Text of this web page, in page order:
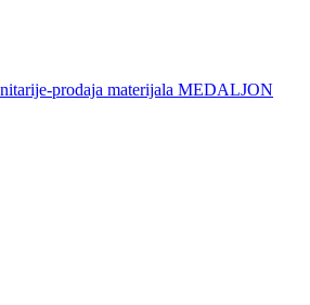
prodaja materijala MEDALJON